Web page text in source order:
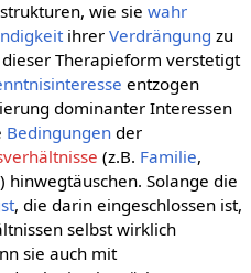
wie sie wahr
ihrer Verdrängung zu
Therapieform verstetigt
entzogen
dominanter Interessen
Bedingungender
(z.B. Familie,
) hinwegtäuschen. Solange die
, die darin eingeschlossen ist,
selbst wirklich
sie auch mit